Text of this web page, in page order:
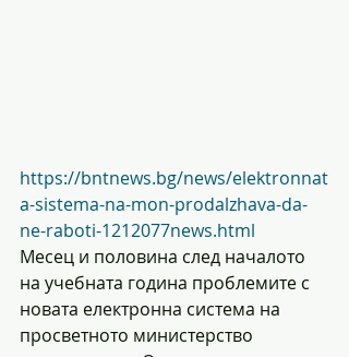
https://bntnews.bg/news/elektronnat
a-sistema-na-mon-prodalzhava-da-
ne-raboti-1212077news.html
Месец и половина след началото
на учебната година проблемите с
новата електронна система на
просветното министерство